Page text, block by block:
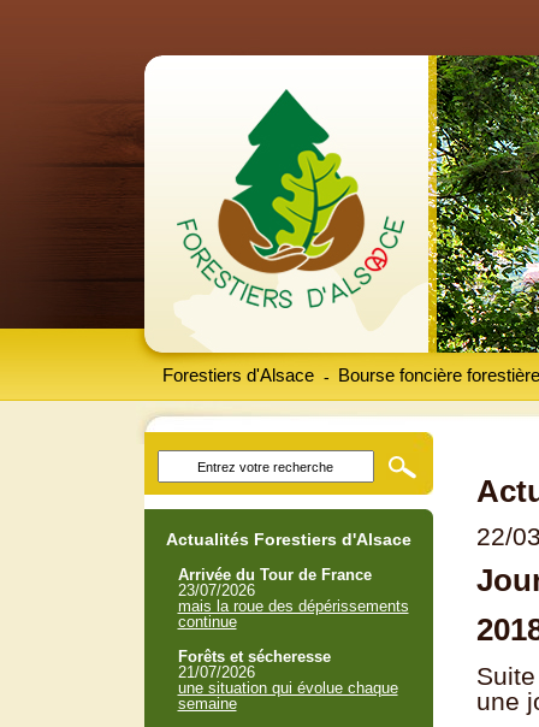
Forestiers d'Alsace Bourse foncière forestière
-
22/
une
Actualités Forestiers d'Alsace
Arrivée du Tour de France
23/07/2026
mais la roue des dépérissements
continue
Forêts et sécheresse
21/07/2026
une situation qui évolue chaque
semaine